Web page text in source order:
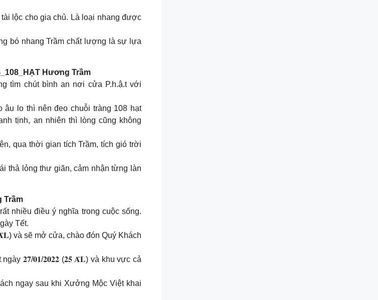
lộc cho gia chủ. Là loại nhang được
bó nhang Trầm chất lượng là sự lựa
Hương Trầm
tìm chút bình an nơi cửa P.h.ậ.t với
âu lo thì nên đeo chuỗi tràng 108 hạt
tịnh, an nhiên thì lòng cũng không
qua thời gian tích Trầm, tích gió trời
thả lỏng thư giãn, cảm nhận từng làn
Trầm
nhiều điều ý nghĩa trong cuộc sống.
Tết.
và sẽ mở cửa, chào đón Quý Khách
𝟐𝟕/𝟎𝟏/𝟐𝟎𝟐𝟐 (𝟐𝟓 𝐀̂𝐋) và khu vực cả
ngay sau khi Xưởng Mộc Việt khai